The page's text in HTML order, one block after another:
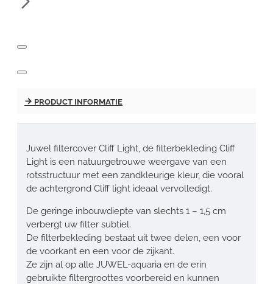
PRODUCT INFORMATIE
Juwel filtercover Cliff Light, de filterbekleding Cliff
Light is een natuurgetrouwe weergave van een
rotsstructuur met een zandkleurige kleur, die vooral
de achtergrond Cliff light ideaal vervolledigt.
De geringe inbouwdiepte van slechts 1 – 1,5 cm
verbergt uw filter subtiel.
De filterbekleding bestaat uit twee delen, een voor
de voorkant en een voor de zijkant.
Ze zijn al op alle JUWEL-aquaria en de erin
gebruikte filtergroottes voorbereid en kunnen